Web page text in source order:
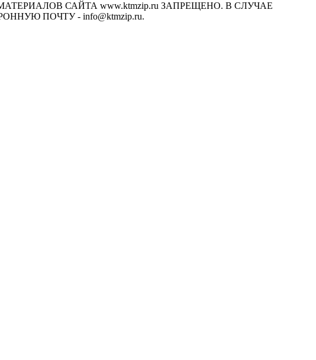
САЙТА www.ktmzip.ru ЗАПРЕЩЕНО. В СЛУЧАЕ
ПОЧТУ - info@ktmzip.ru.